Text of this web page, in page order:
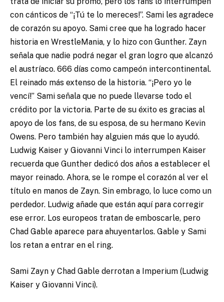
con cánticos de “¡Tú te lo mereces!”. Sami les agradece
de corazón su apoyo. Sami cree que ha logrado hacer
historia en WrestleMania, y lo hizo con Gunther. Zayn
señala que nadie podrá negar el gran logro que alcanzó
el austríaco. 666 días como campeón intercontinental.
El reinado más extenso de la historia. “¡Pero yo le
vencí!” Sami señala que no puede llevarse todo el
crédito por la victoria. Parte de su éxito es gracias al
apoyo de los fans, de su esposa, de su hermano Kevin
Owens. Pero también hay alguien más que lo ayudó.
Ludwig Kaiser y Giovanni Vinci lo interrumpen Kaiser
recuerda que Gunther dedicó dos años a establecer el
mayor reinado. Ahora, se le rompe el corazón al ver el
título en manos de Zayn. Sin embrago, lo luce como un
perdedor. Ludwig añade que están aquí para corregir
ese error. Los europeos tratan de emboscarle, pero
Chad Gable aparece para ahuyentarlos. Gable y Sami
los retan a entrar en el ring.
Sami Zayn y Chad Gable derrotan a Imperium (Ludwig
Kaiser y Giovanni Vinci).